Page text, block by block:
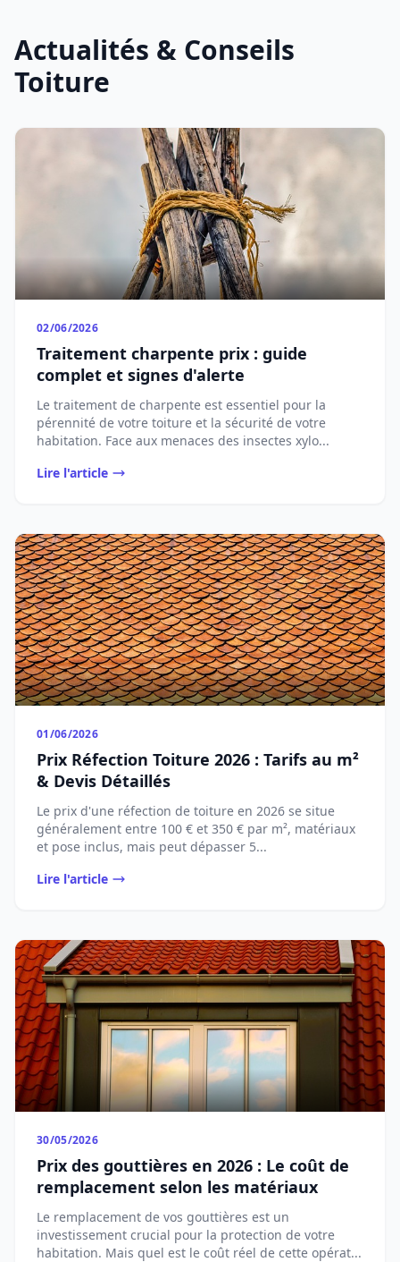
Actualités & Conseils
Toiture
02/06/2026
Traitement charpente prix : guide
complet et signes d'alerte
Le traitement de charpente est essentiel pour la
pérennité de votre toiture et la sécurité de votre
habitation. Face aux menaces des insectes xylo...
Lire l'article
01/06/2026
Prix Réfection Toiture 2026 : Tarifs au m²
& Devis Détaillés
Le prix d'une réfection de toiture en 2026 se situe
généralement entre 100 € et 350 € par m², matériaux
et pose inclus, mais peut dépasser 5...
Lire l'article
30/05/2026
Prix des gouttières en 2026 : Le coût de
remplacement selon les matériaux
Le remplacement de vos gouttières est un
investissement crucial pour la protection de votre
habitation. Mais quel est le coût réel de cette opérat...